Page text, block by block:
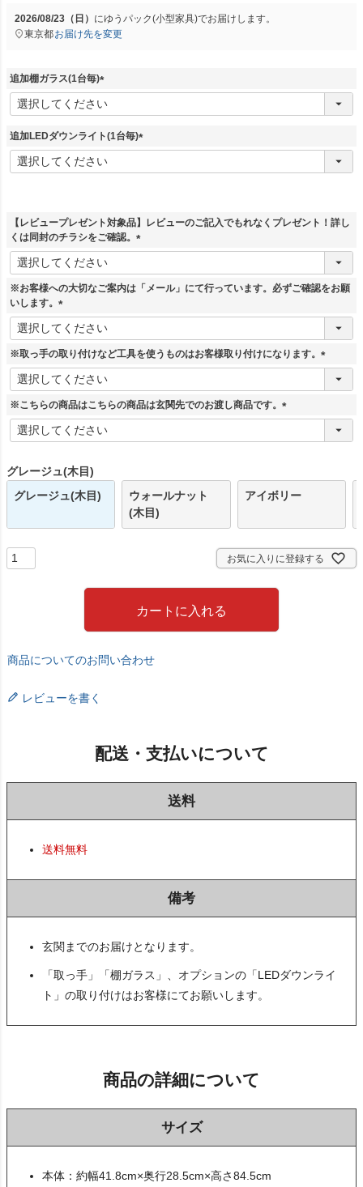
2026/08/23（日） にゆうパック(小型家具)でお届けします。
東京都お届け先を変更
追加棚ガラス(1台毎)
(
必
)
追加LEDダウンライト(1台毎)
(
【レビュープレゼント対象品】レビューのご記入でもれなくプレゼント！詳し
くは同封のチラシをご確認。
(
須
※お客様への大切なご案内は「メール」にて行っています。必ずご確認をお願
いします。
(
必
須
※取っ手の取り付けなど工具を使うものはお客様取り付けになります。
(
※こちらの商品はこちらの商品は玄関先でのお渡し商品です。
(
グレージュ(木目)
グレージュ(木目)
ウォールナット
(木目)
アイボリー
お気に入りに登録する
カートに入れる
商品についてのお問い合わせ
レビューを書く
配送・支払いについて
送料
送料無料
備考
玄関までのお届けとなります。
「取っ手」「棚ガラス」、オプションの「LEDダウンライ
ト」の取り付けはお客様にてお願いします。
商品の詳細について
サイズ
本体：約幅41.8cm×奥行28.5cm×高さ84.5cm